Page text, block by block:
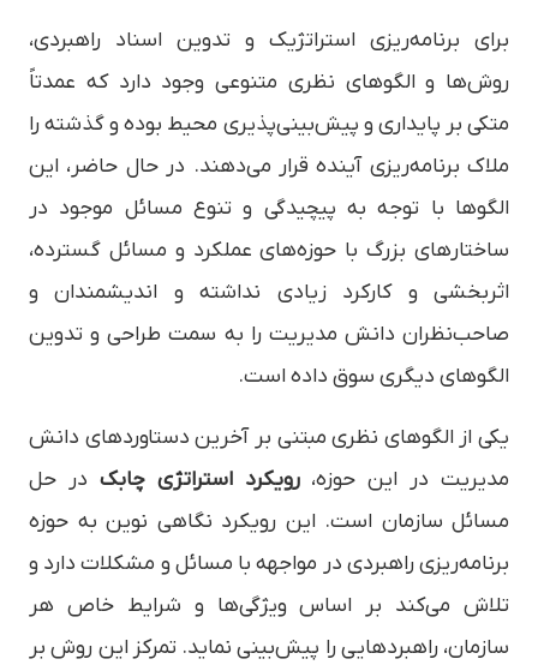
برای برنامه‌ریزی استراتژیک و تدوین اسناد راهبردی،
روش‌ها و الگوهای نظری متنوعی وجود دارد که عمدتاً
متکی بر پایداری و پیش‌بینی‌پذیری محیط بوده و گذشته را
ملاک برنامه‌ریزی آینده قرار می‌دهند. در حال حاضر، این
الگوها با توجه به پیچیدگی و تنوع مسائل موجود در
ساختارهای بزرگ با حوزه‌های عملکرد و مسائل گسترده،
اثربخشی و کارکرد زیادی نداشته و اندیشمندان و
صاحب‌نظران دانش مدیریت را به سمت طراحی و تدوین
الگوهای دیگری سوق داده است.
یکی از الگوهای نظری مبتنی بر آخرین دستاوردهای دانش
مدیریت در این حوزه،رویکرد استراتژی چابک در حل
مسائل سازمان است. این رویکرد نگاهی نوین به حوزه
برنامه‌ریزی راهبردی در مواجهه با مسائل و مشکلات دارد و
تلاش می‌کند بر اساس ویژگی‌ها و شرایط خاص هر
سازمان، راهبردهایی را پیش‌بینی نماید. تمرکز این روش بر